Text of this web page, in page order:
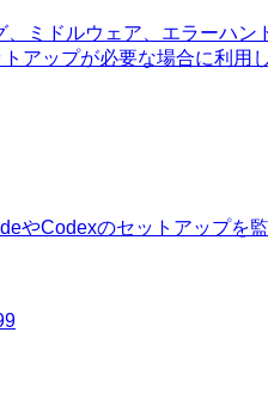
ミドルウェア、エラーハ
アップが必要な場合に利用し
やCodexのセットアップを